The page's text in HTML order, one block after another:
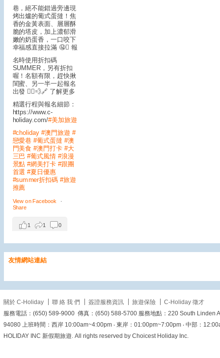
巷，絕不能錯過旁邊現
烤出爐的葡式蛋撻！焦
香的金黃表面、層層酥
脆的塔皮，加上濃郁滑
嫩的奶蛋香，一口咬下
幸福感直接拉滿 🤤🪎 報
名時使用折扣碼
SUMMER，另有折扣
喔！名額有限，趕快揪
閨蜜、另一半一起報名
出發 🏃‍♂️💨🔗 了解更多
精選行程與報名細節：
https://www.c-
holiday.com/#美加旅遊
#choliday #澳門旅遊 #
戀愛巷 #葡式蛋撻 #澳
門美食 #澳門打卡 #大
三巴 #葡式風情 #浪漫
景點 #網美打卡 #跟團
首選 #夏日優惠
#summer折扣碼 #旅遊
推薦
View on Facebook
·
Share
1 1 0
美加旅遊
10月24日 精選出發｜
量開放・預訂從速
View on Facebook ·
友情網站連結
關於 C-Holiday 聯 絡 我 們 簽證服務資訊 旅遊保險
C-Holiday 徵才
服務電話：(650) 589-9000 傳真：(650) 588-5700 服務地點：220 South Linden
94080 上班時間：西岸 10:00am~4:00pm ‧ 東岸：01:00pm~7:00pm ‧ 中部：
HOLIDAY INC 新假期旅遊. All rights reserved by Choicest Holiday Inc.